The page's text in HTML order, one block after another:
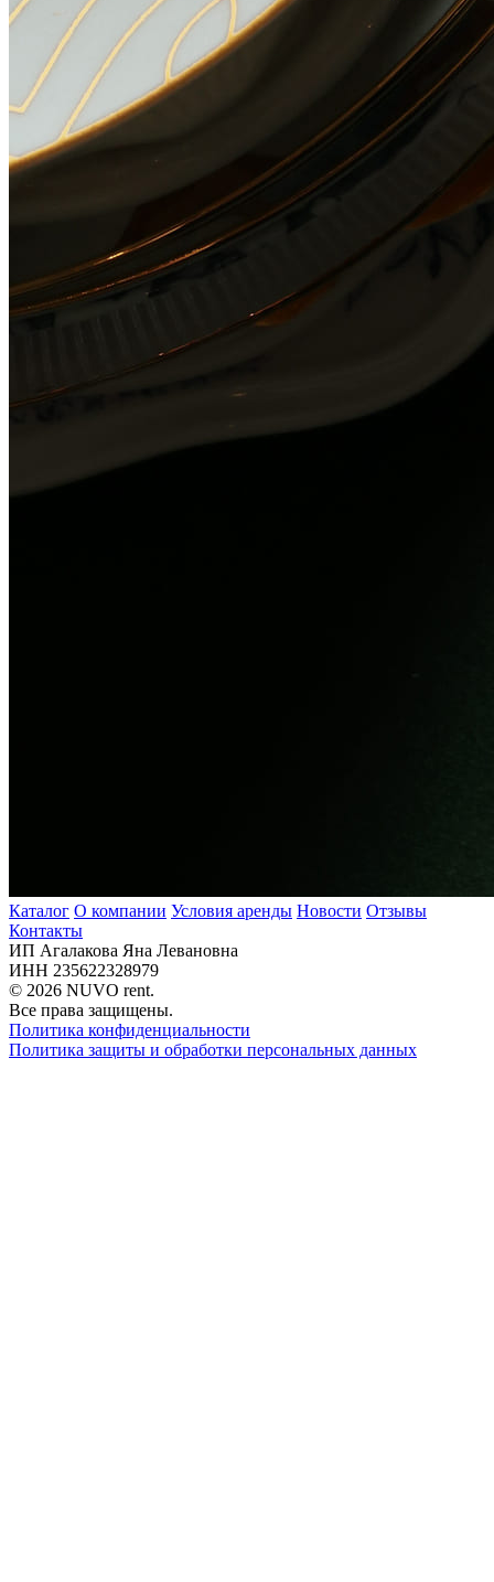
Каталог О компании Условия аренды Новости Отзывы
Контакты
ИП Агалакова Яна Левановна
ИНН 235622328979
© 2026 NUVO rent.
Все права защищены.
Политика конфиденциальности
Политика защиты и обработки персональных данных